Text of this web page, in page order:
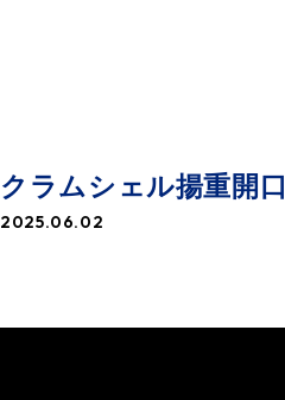
クラムシェル揚重開口
2025.06.02